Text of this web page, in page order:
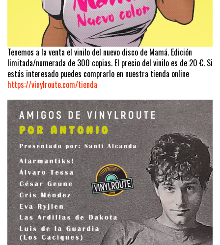
Tenemos a la venta el vinilo del nuevo disco de Mamá. Edición
limitada/numerada de 300 copias. El precio del vinilo es de 20 €. Si
estás interesado puedes comprarlo en nuestra tienda online
https://vinylroute.com/tienda